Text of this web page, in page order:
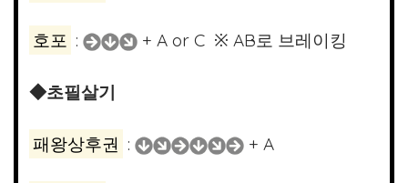
호포 : + A or C ※ AB로 브레이킹
◆초필살기
패왕상후권 : + A